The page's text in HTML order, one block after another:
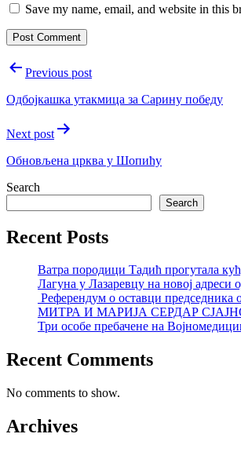
Save my name, email, and website in this
PostPrevious post
Одбојкашка утакмица за Сарину победу
Next post
Обновљена црква у Шопићу
Search
Search
Recent Posts
Ватра породици Тадић прогутала
Лагуна у Лазаревцу на новој адреси
Референдум о оставци
МИТРА И МАРИЈА СЕРДАР
Три особе пребачене на
Recent Comments
No comments to show.
Archives